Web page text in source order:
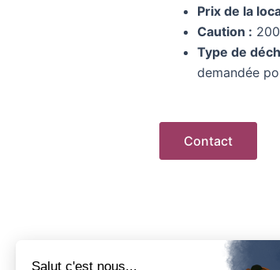
Prix de la
Caution :
Type de
demandée
Contact